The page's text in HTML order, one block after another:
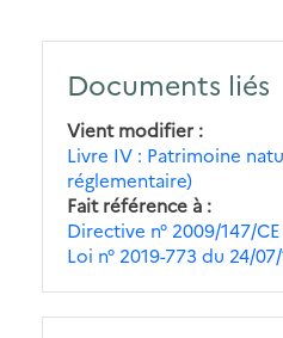
Documents liés
Vient modifier
Livre IV : Patrimoine
réglementaire)
Fait référence à
Directive n° 2009/147/
Loi n° 2019-773 du 24/